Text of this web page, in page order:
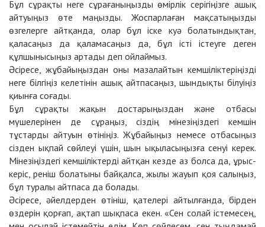
Бұл сұрақты неге сұрағаныңызды өмірлік серігіңізге ашық
айтуыңыз өте маңызды. Жоспарлаған мақсатыңызды
өзгелерге айтқанда, олар бұл іске куә болатындықтан,
қаласаңыз да қаламасаңыз да, бұл істі істеуге деген
құлшынысыңыз артады деп ойлаймыз.
Әсіресе, жұбайыңыздан оны мазалайтын кемшіліктеріңізді
неге білгіңіз келетінін ашық айтпасаңыз, шындықты білуіңіз
қиынға соғады.
Бұл сұрақты жақын достарыңыздан және отбасы
мүшелерінен де сұраңыз, сіздің мінезіңіздегі кемшін
тұстарды айтуын өтініңіз. Жұбайыңыз немесе отбасыңыз
сізден ықпай сөйлеуі үшін, шын ықыласыңызға сенуі керек.
Мінезіңіздегі кемшіліктерді айтқан кезде аз болса да, ұрыс-
керіс, реніш болатыны байқалса, жылы жауып қоя салыңыз,
бұл туралы айтпаса да болады.
Әсіресе, әйелдерден өтініш, қателері айтылғанда, бірден
өздерін қорғап, ақтап шықпаса екен. «Сен солай істемесең,